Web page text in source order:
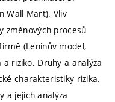
Wall Mart). Vliv
změnových procesů
(Leninův model,
riziko. Druhy a analýza
charakteristiky rizika.
a jejich analýza